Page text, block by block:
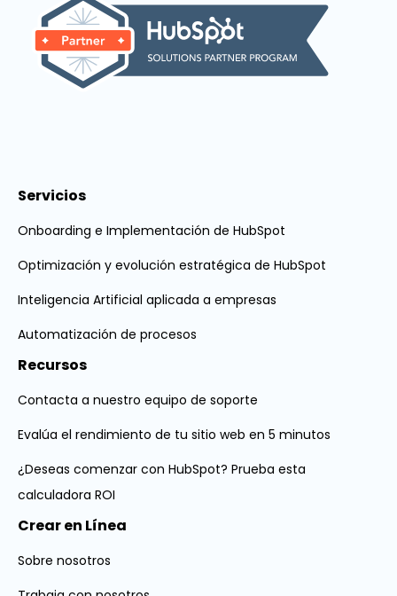
Servicios
Onboarding e Implementación de HubSpot
Optimización y evolución estratégica de HubSpot
Inteligencia Artificial aplicada a empresas
Automatización de procesos
Recursos
Contacta a nuestro equipo de soporte
Evalúa el rendimiento de tu sitio web en 5 minutos
¿Deseas comenzar con HubSpot? Prueba esta
calculadora ROI
Crear en Línea
Sobre nosotros